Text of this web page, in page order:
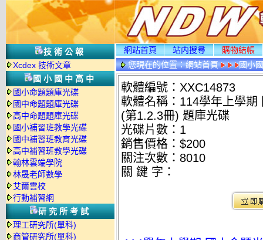
技術公報
Xcdex 技術文章
國小國中高中
國小命題題庫光碟
國中命題題庫光碟
高中命題題庫光碟
國小補習班教學光碟
國中補習班教育光碟
高中補習班教學光碟
翰林雲端學院
林晟老師數學
艾爾雲校
行動補習網
研究所考試
理工研究所(單科)
商管研究所(單科)
網站首頁 站内搜尋
購物結帳
您現在的位置：網站首頁 國小
軟體編號：XXC14873
軟體名稱：114學年上學期
(第1.2.3冊) 題庫光碟
光碟片數：1
銷售價格：$200
關注次數： 8010
關 鍵 字：